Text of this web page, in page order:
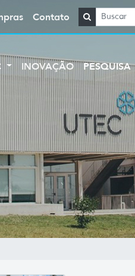
Contato
INOVAÇÃO PESQUISA